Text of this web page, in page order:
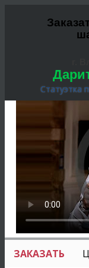
Статуэтка
ЗАКАЗАТЬ